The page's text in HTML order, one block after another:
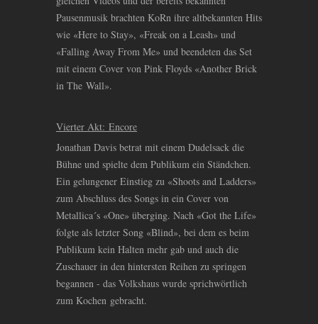
Pausenmusik brachten KoRn ihre altbekannten Hits
wie «Here to Stay», «Freak on a Leash» und
«Falling Away From Me» und beendeten das Set
mit einem Cover von Pink Floyds «Another Brick
in The Wall».
Vierter Akt: Encore
Jonathan Davis betrat mit einem Dudelsack die
Bühne und spielte dem Publikum ein Ständchen.
Ein gelungener Einstieg zu «Shoots and Ladders»
zum Abschluss des Songs in ein Cover von
Metallica´s «One» überging. Nach «Got the Life»
folgte als letzter Song «Blind», bei dem es beim
Publikum kein Halten mehr gab und auch die
Zuschauer in den hintersten Reihen zu springen
begannen - das Volkshaus wurde sprichwörtlich
zum Kochen gebracht.